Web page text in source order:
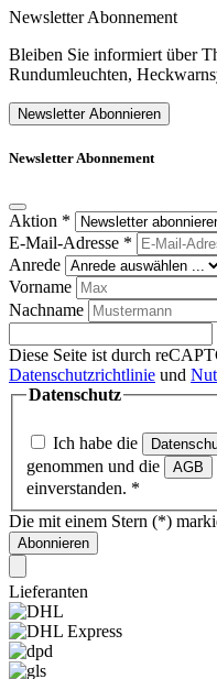
Newsletter Abonnement
Bleiben Sie informiert über
Rundumleuchten,
Newsletter Abonnieren
Newsletter Abonnement
Aktion *
E-Mail-Adresse *
Anrede
Vorname
Nachname
Diese Seite ist durch
Datenschutzrichtlinie und
Datenschutz
Ich habe die
genommen und die
AGB
einverstanden. *
Die mit einem Stern (*)
Abonnieren
Lieferanten